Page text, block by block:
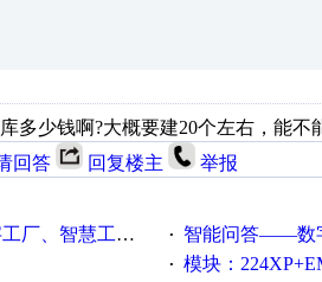
多少钱啊?大概要建20个左右，能
回答 回复楼主 举报
制造三者的区别是什么？ · 智能问答——数字化工厂与
· 模块：